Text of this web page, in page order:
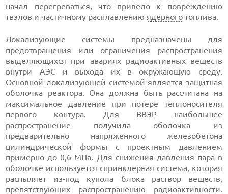
начал перегреваться, что привело к повреждению
твэлов и частичному расплавлению ядерного топлива.
Локализующие системы предназначены для
предотвращения или ограничения распространения
выделяющихся при авариях радиоактивных веществ
внутри АЭС и выхода их в окружающую среду.
Основной локализующей системой является защитная
оболочка реактора. Она должна быть рассчитана на
максимальное давление при потере теплоносителя
первого контура. Для ВВЭР наибольшее
распространение получила оболочка из
предварительно напряженного железобетона
цилиндрической формы с проектным давлением
примерно до 0,6 МПа. Для снижения давления пара в
оболочке используется спринклерная система, которая
распыляет из-под купола блока раствор веществ,
препятствующих распространению радиоактивности.